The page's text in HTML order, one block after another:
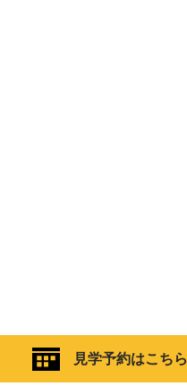
見学予約はこちら